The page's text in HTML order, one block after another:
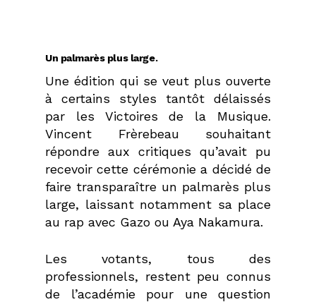
Un palmarès plus large.
Une édition qui se veut plus ouverte
à certains styles tantôt délaissés
par les Victoires de la Musique.
Vincent Frèrebeau souhaitant
répondre aux critiques qu’avait pu
recevoir cette cérémonie a décidé de
faire transparaître un palmarès plus
large, laissant notamment sa place
au rap avec Gazo ou Aya Nakamura.
Les votants, tous des
professionnels, restent peu connus
de l’académie pour une question